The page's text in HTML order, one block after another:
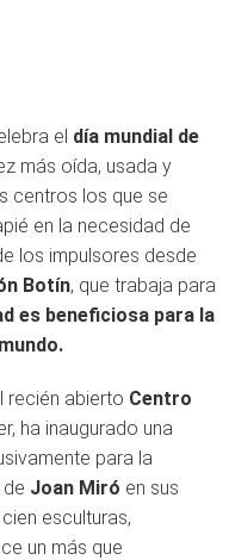
el día mundial de
más oída, usada y
centros los que se
en la necesidad de
los impulsores desde
Botín, que trabaja para
es beneficiosa para la
recién abierto Centro
ha inaugurado una
para la
Joan Miró en sus
esculturas,
un más que